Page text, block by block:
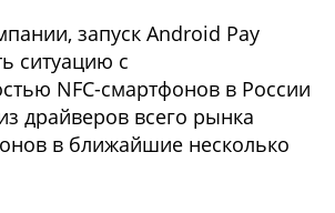
запуск Android Pay
ситуацию с
NFC-смартфонов в России
драйверов всего рынка
в ближайшие несколько